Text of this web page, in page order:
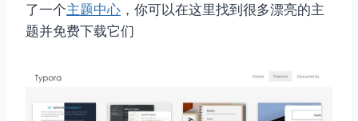
了一个主题中心 ，你可以在这里找到很多漂亮的主
题并免费下载它们